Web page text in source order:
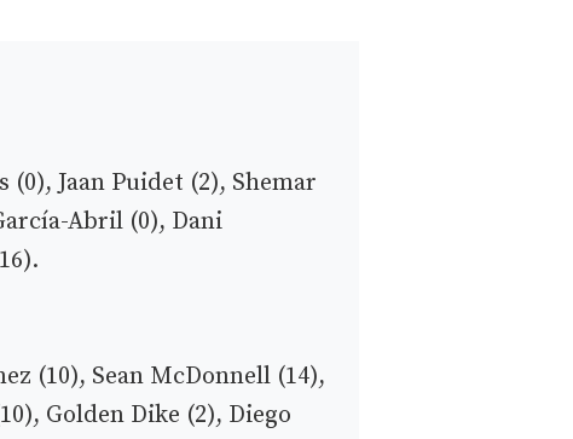
Jaan Puidet (2), Shemar
Abril (0), Dani
(10), Sean McDonnell (14),
Golden Dike (2), Diego